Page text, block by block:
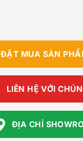
ĐẶT MUA SẢN
LIÊN HỆ VỚI
ĐỊA CHỈ